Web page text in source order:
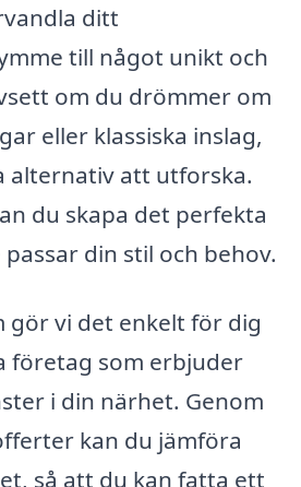
ditt
till något unikt och
om du drömmer om
eller klassiska inslag,
alternativ att utforska.
du skapa det perfekta
din stil och behov.
gör vi det enkelt för dig
företag som erbjuder
i din närhet. Genom
kan du jämföra
så att du kan fatta ett